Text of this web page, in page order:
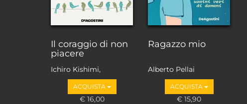
Il coraggio di non
piacere
Ichiro Kishimi,
Fumitake Koga
ACQUISTA
€ 16,00
Ragazzo mio
Alberto Pellai
ACQUISTA
€ 15,90